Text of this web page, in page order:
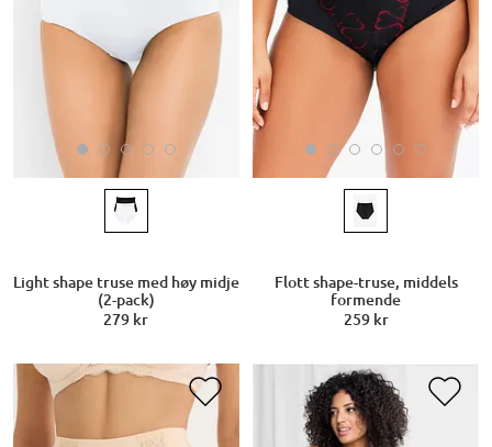
Light shape truse med høy midje
(2-pack)
279 kr
Flott shape-truse, middels
formende
259 kr